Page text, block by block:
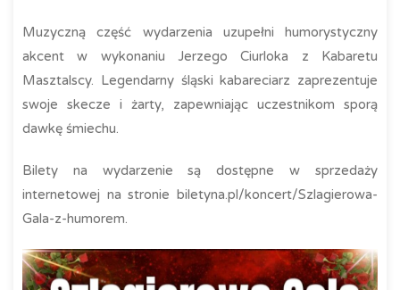
Muzyczną część wydarzenia uzupełni humorystyczny
akcent w wykonaniu Jerzego Ciurloka z Kabaretu
Masztalscy. Legendarny śląski kabareciarz zaprezentuje
swoje skecze i żarty, zapewniając uczestnikom sporą
dawkę śmiechu.
Bilety na wydarzenie są dostępne w sprzedaży
internetowej na stronie biletyna.pl/koncert/Szlagierowa-
Gala-z-humorem.